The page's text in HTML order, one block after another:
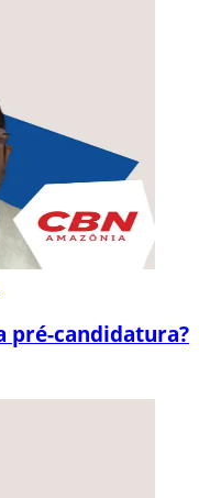
pré-candidatura?